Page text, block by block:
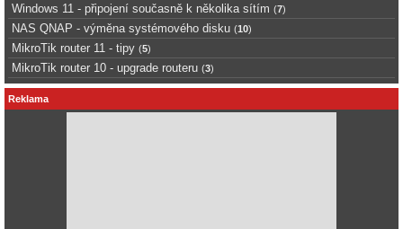
Windows 11 - připojení současně k několika sítím (7)
NAS QNAP - výměna systémového disku (10)
MikroTik router 11 - tipy (5)
MikroTik router 10 - upgrade routeru (3)
Reklama